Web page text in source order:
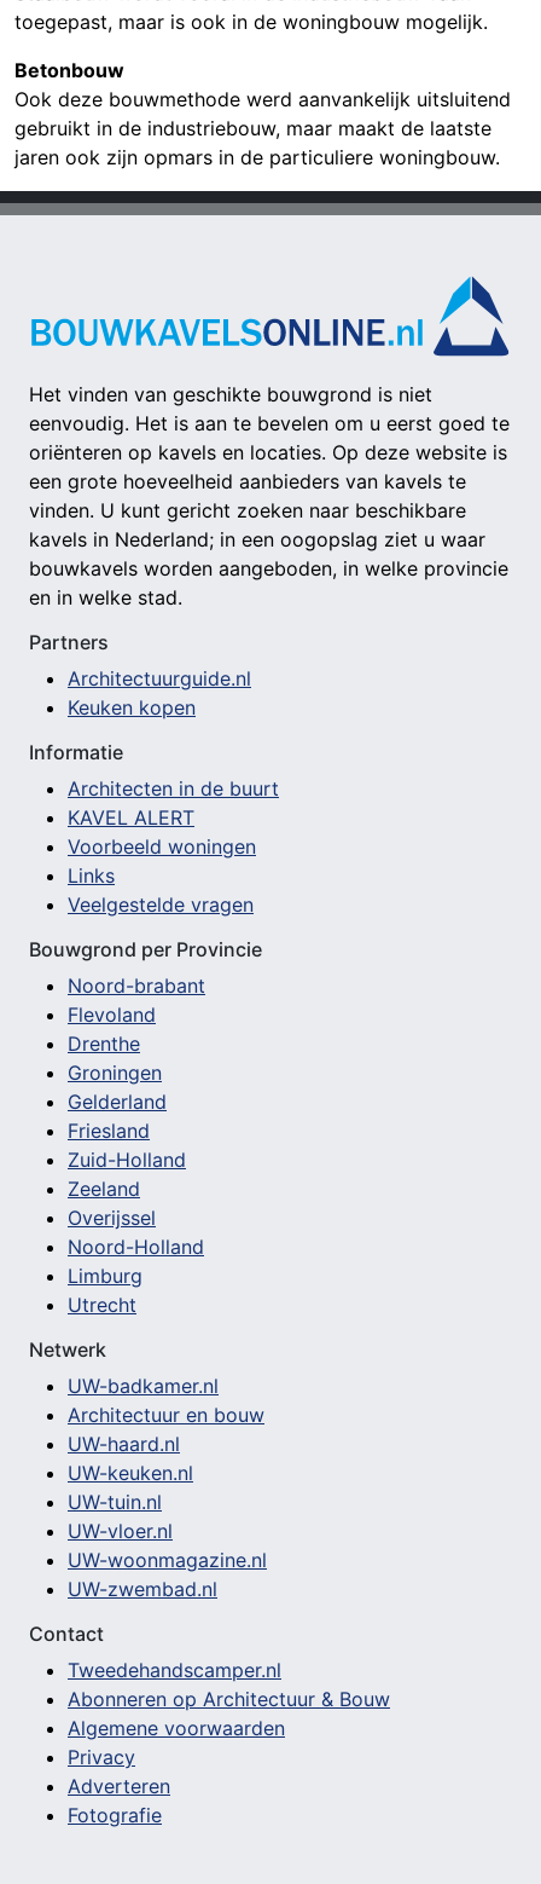
toegepast, maar is ook in de woningbouw mogelijk.
Betonbouw
Ook deze bouwmethode werd aanvankelijk uitsluitend
gebruikt in de industriebouw, maar maakt de laatste
jaren ook zijn opmars in de particuliere woningbouw.
Het vinden van geschikte bouwgrond is niet
eenvoudig. Het is aan te bevelen om u eerst goed te
oriënteren op kavels en locaties. Op deze website is
een grote hoeveelheid aanbieders van kavels te
vinden. U kunt gericht zoeken naar beschikbare
kavels in Nederland; in een oogopslag ziet u waar
bouwkavels worden aangeboden, in welke provincie
en in welke stad.
Partners
Architectuurguide.nl
Keuken kopen
Informatie
Architecten in de buurt
KAVEL ALERT
Voorbeeld woningen
Links
Veelgestelde vragen
Bouwgrond per Provincie
Noord-brabant
Flevoland
Drenthe
Groningen
Gelderland
Friesland
Zuid-Holland
Zeeland
Overijssel
Noord-Holland
Limburg
Utrecht
Netwerk
UW-badkamer.nl
Architectuur en bouw
UW-haard.nl
UW-keuken.nl
UW-tuin.nl
UW-vloer.nl
UW-woonmagazine.nl
UW-zwembad.nl
Contact
Tweedehandscamper.nl
Abonneren op Architectuur & Bouw
Algemene voorwaarden
Privacy
Adverteren
Fotografie